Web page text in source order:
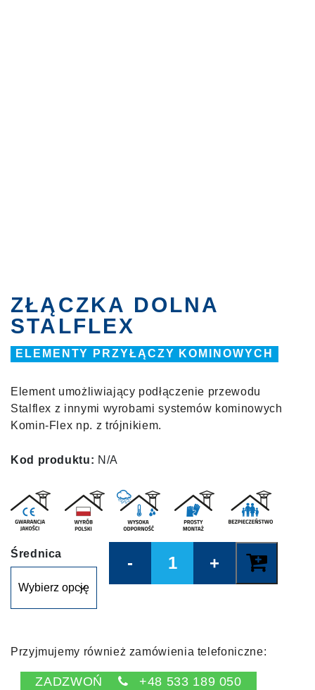
ZŁĄCZKA DOLNA
STALFLEX
ELEMENTY PRZYŁĄCZY KOMINOWYCH
Element umożliwiający podłączenie przewodu
Stalflex z innymi wyrobami systemów kominowych
Komin-Flex np. z trójnikiem.
Kod produktu: N/A
Średnica
Przyjmujemy również zamówienia telefoniczne:
ZADZWOŃ +48 533 189 050